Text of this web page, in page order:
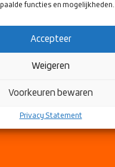
functies en mogelijkheden.
Accepteer
Weigeren
Voorkeuren bewaren
Privacy Statement
deelnemen via deze link